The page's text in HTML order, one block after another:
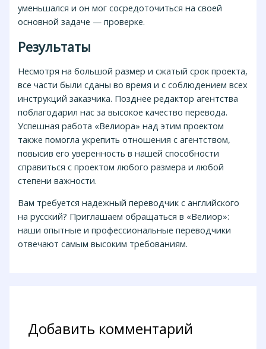
уменьшался и он мог сосредоточиться на своей
основной задаче — проверке.
Результаты
Несмотря на большой размер и сжатый срок проекта,
все части были сданы во время и с соблюдением всех
инструкций заказчика. Позднее редактор агентства
поблагодарил нас за высокое качество перевода.
Успешная работа «Велиора» над этим проектом
также помогла укрепить отношения с агентством,
повысив его уверенность в нашей способности
справиться с проектом любого размера и любой
степени важности.
Вам требуется надежный переводчик с английского
на русский? Приглашаем обращаться в «Велиор»:
наши опытные и профессиональные переводчики
отвечают самым высоким требованиям.
Добавить комментарий